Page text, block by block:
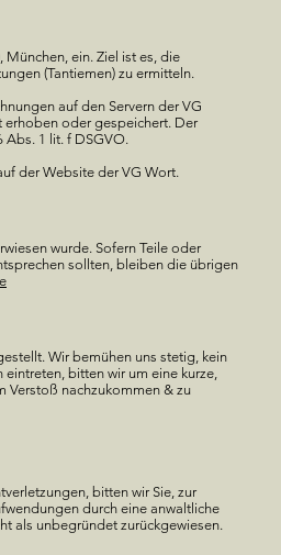
ein. Ziel ist es, die
(Tantiemen) zu ermitteln.
auf den Servern der VG
erhoben oder gespeichert. Der
Abs. 1 lit. f DSGVO.
der Website der VG Wort.
wurde. Sofern Teile oder
sollten, bleiben die übrigen
Wir bemühen uns stetig, kein
bitten wir um eine kurze,
Verstoß nachzukommen & zu
bitten wir Sie, zur
durch eine anwaltliche
als unbegründet zurückgewiesen.